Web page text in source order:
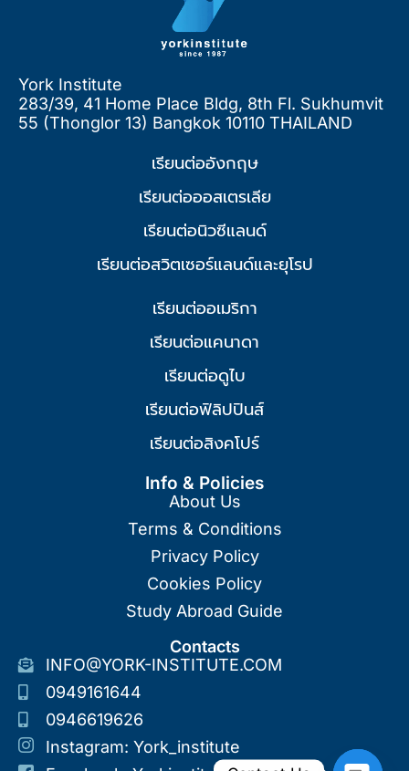
York Institute
283/39, 41 Home Place Bldg, 8th Fl. Sukhumvit
55 (Thonglor 13) Bangkok 10110 THAILAND
เรียนต่ออังกฤษ
เรียนต่อออสเตรเลีย
เรียนต่อนิวซีแลนด์
เรียนต่อสวิตเซอร์แลนด์และยุโรป
เรียนต่ออเมริกา
เรียนต่อแคนาดา
เรียนต่อดูไบ
เรียนต่อฟิลิปปินส์
เรียนต่อสิงคโปร์
Info & Policies
About Us
Terms & Conditions
Privacy Policy
Cookies Policy
Study Abroad Guide
Contacts
INFO@YORK-INSTITUTE.COM
0949161644
0946619626
Instagram: York_institute